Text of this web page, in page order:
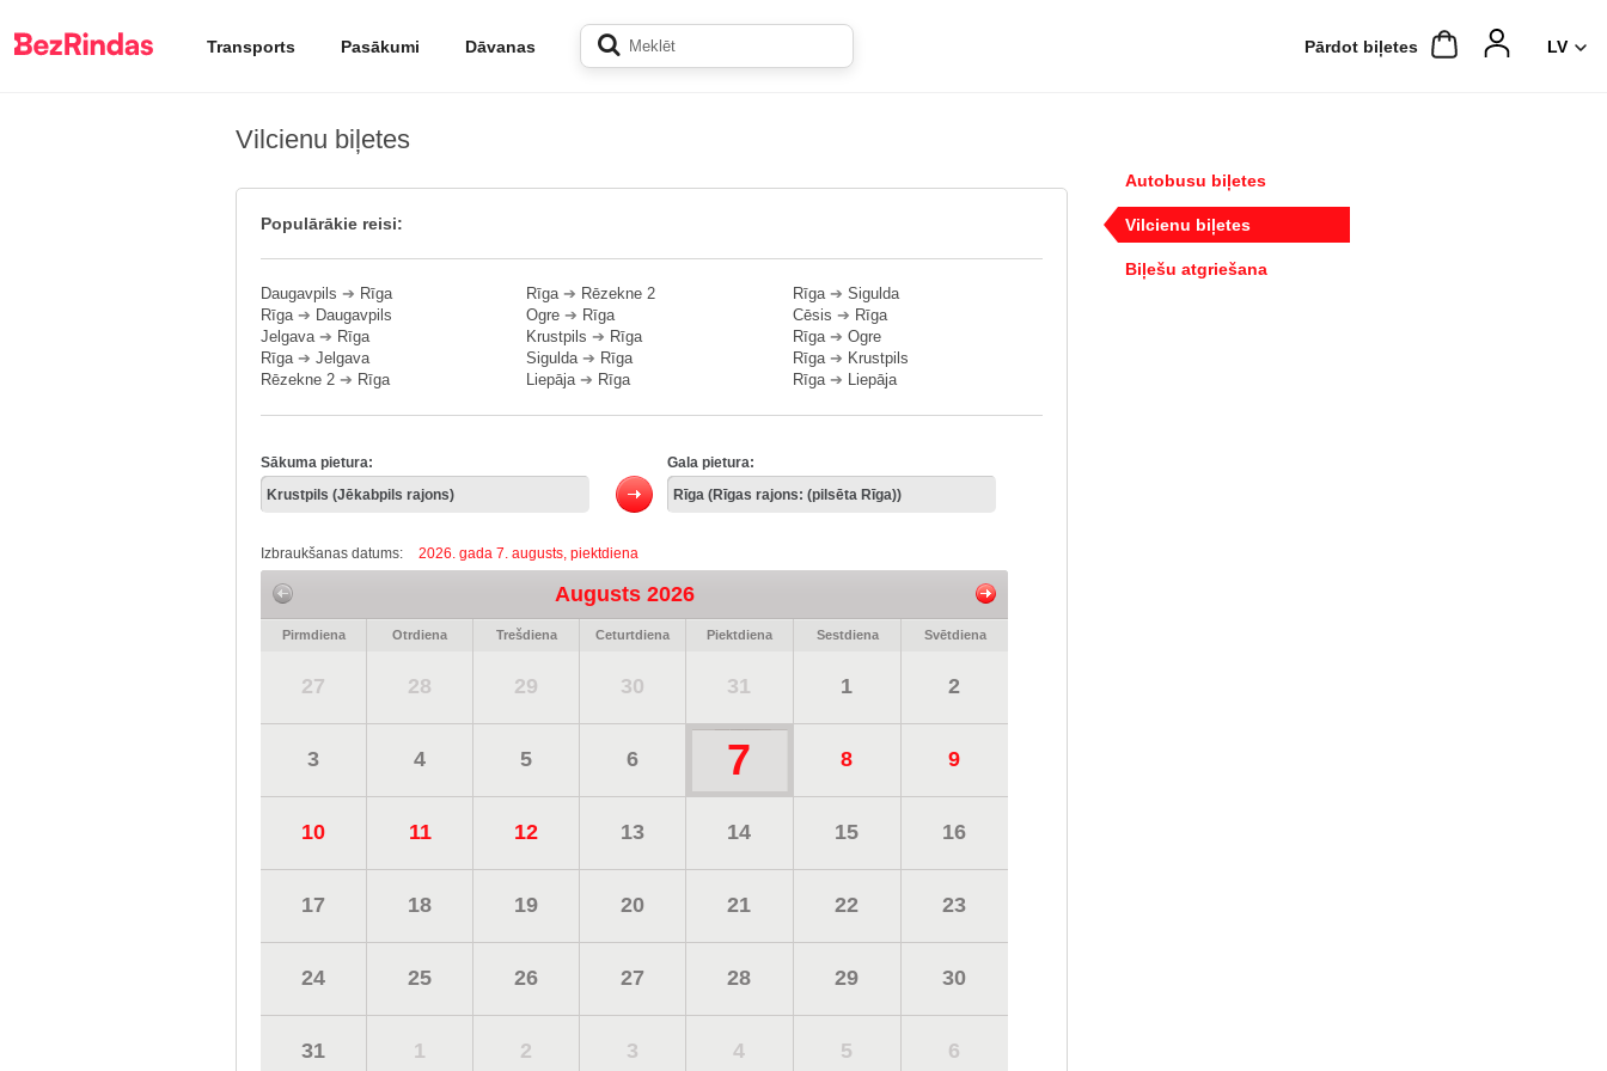
Transports Pasākumi Dāvanas Pārdot biļetes
Vilcienu biļetes
Populārākie reisi:
Daugavpils ➔ Rīga
Rīga➔ Daugavpils
Jelgava➔ Rīga
Rīga➔ Jelgava
Rēzekne 2 ➔ Rīga
Rīga➔ Rēzekne 2
Ogre ➔ Rīga
Krustpils ➔ Rīga
Sigulda➔ Rīga
Liepāja➔ Rīga
Rīga➔ Sigulda
Cēsis ➔ Rīga
Rīga➔ Ogre
Rīga➔ Krustpils
Rīga➔ Liepāja
Sākuma pietura: Gala pietura:
Izbraukšanas datums: 2026. gada 7. augusts, piektdiena
Augusts 2026
Pirmdiena Otrdiena Trešdiena Ceturtdiena Piektdiena Sestdiena Svētdiena
27 28 29 30 31 1 2
3 4 5 6 7 8 9
10 11 12 13 14 15 16
17 18 19 20 21 22 23
24 25 26 27 28 29 30
31 1 2 3 4 5 6
Autobusu biļetes
Vilcienu biļetes
Biļešu atgriešana